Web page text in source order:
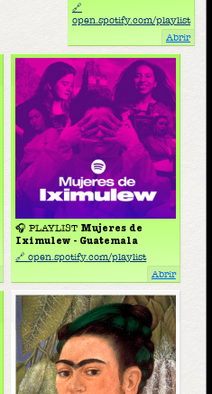
🔗
open.spotify.com/playlist
Abrir
🎧 PLAYLIST Mujeres de
Iximulew - Guatemala
🔗 open.spotify.com/playlist
Abrir